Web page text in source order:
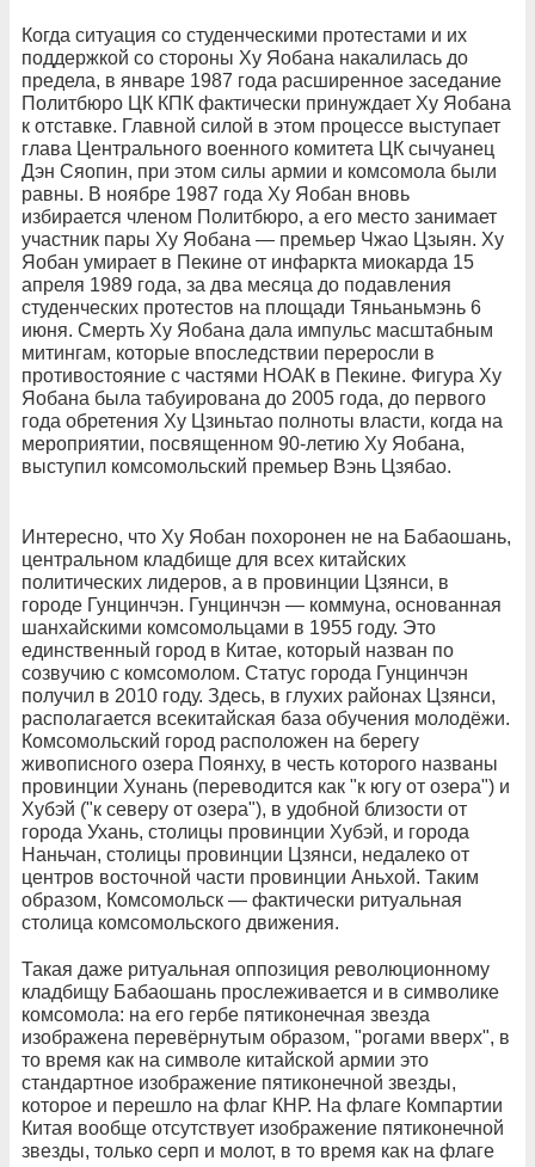
Когда ситуация со студенческими протестами и их
поддержкой со стороны Ху Яобана накалилась до
предела, в январе 1987 года расширенное заседание
Политбюро ЦК КПК фактически принуждает Ху Яобана
к отставке. Главной силой в этом процессе выступает
глава Центрального военного комитета ЦК сычуанец
Дэн Сяопин, при этом силы армии и комсомола были
равны. В ноябре 1987 года Ху Яобан вновь
избирается членом Политбюро, а его место занимает
участник пары Ху Яобана — премьер Чжао Цзыян. Ху
Яобан умирает в Пекине от инфаркта миокарда 15
апреля 1989 года, за два месяца до подавления
студенческих протестов на площади Тяньаньмэнь 6
июня. Смерть Ху Яобана дала импульс масштабным
митингам, которые впоследствии переросли в
противостояние с частями НОАК в Пекине. Фигура Ху
Яобана была табуирована до 2005 года, до первого
года обретения Ху Цзиньтао полноты власти, когда на
мероприятии, посвященном 90-летию Ху Яобана,
выступил комсомольский премьер Вэнь Цзябао.
Интересно, что Ху Яобан похоронен не на Бабаошань,
центральном кладбище для всех китайских
политических лидеров, а в провинции Цзянси, в
городе Гунцинчэн. Гунцинчэн — коммуна, основанная
шанхайскими комсомольцами в 1955 году. Это
единственный город в Китае, который назван по
созвучию с комсомолом. Статус города Гунцинчэн
получил в 2010 году. Здесь, в глухих районах Цзянси,
располагается всекитайская база обучения молодёжи.
Комсомольский город расположен на берегу
живописного озера Поянху, в честь которого названы
провинции Хунань (переводится как "к югу от озера") и
Хубэй ("к северу от озера"), в удобной близости от
города Ухань, столицы провинции Хубэй, и города
Наньчан, столицы провинции Цзянси, недалеко от
центров восточной части провинции Аньхой. Таким
образом, Комсомольск — фактически ритуальная
столица комсомольского движения.
Такая даже ритуальная оппозиция революционному
кладбищу Бабаошань прослеживается и в символике
комсомола: на его гербе пятиконечная звезда
изображена перевёрнутым образом, "рогами вверх", в
то время как на символе китайской армии это
стандартное изображение пятиконечной звезды,
которое и перешло на флаг КНР. На флаге Компартии
Китая вообще отсутствует изображение пятиконечной
звезды, только серп и молот, в то время как на флаге